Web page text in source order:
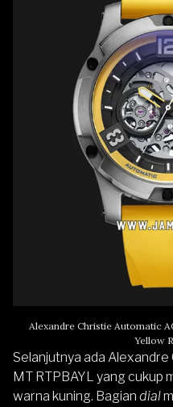
Alexandre Christie Automatic
Yellow
Selanjutnya ada Alexandre
MT RTPBAYL yang cukup
warna kuning. Bagian dial